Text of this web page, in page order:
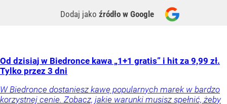
Dodaj jako źródło w Google
Od dzisiaj w Biedronce kawa „1+1 gratis” i hit za 9,99 zł.
Tylko przez 3 dni
W Biedronce dostaniesz kawę popularnych marek w bardzo
korzystnej cenie. Zobacz, jakie warunki musisz spełnić, żeby